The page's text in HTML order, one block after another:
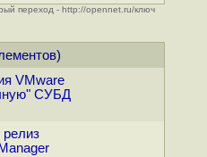
переход - http://opennet.ru/ключ
VMware
СУБД